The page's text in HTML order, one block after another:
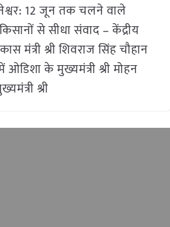
12 जून तक चलने वाले
से सीधा संवाद – केंद्रीय
मंत्री श्री शिवराज सिंह चौहान
ओडिशा के मुख्यमंत्री श्री मोहन
श्री